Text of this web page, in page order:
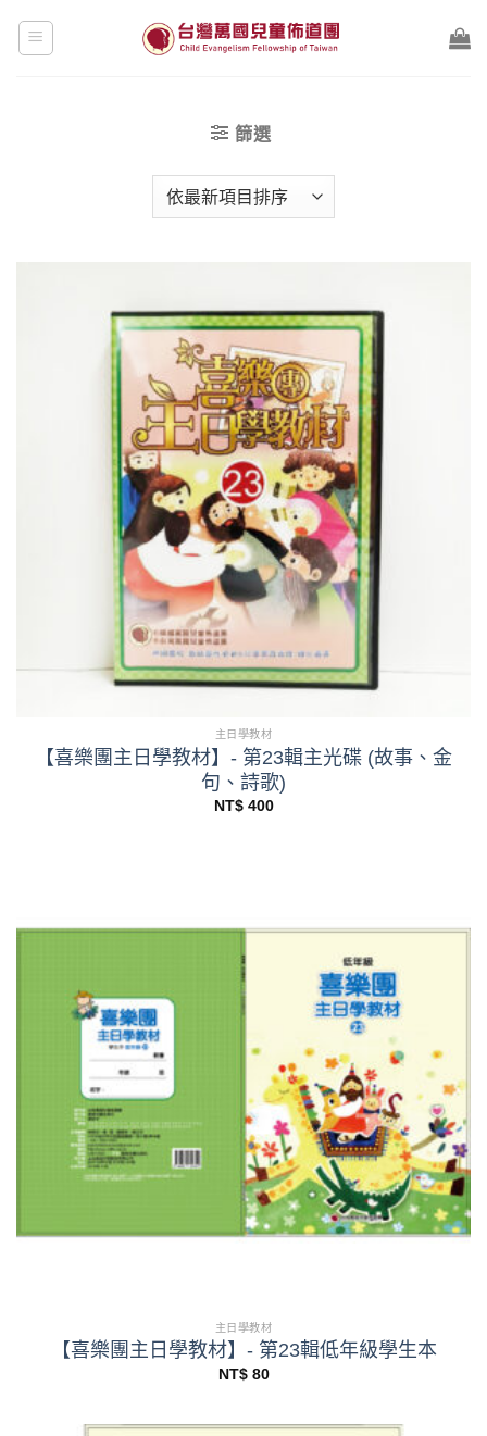
篩選
主日學教材
【喜樂團主日學教材】- 第23輯主光碟 (故事、金
句、詩歌)
NT$400
主日學教材
【喜樂團主日學教材】- 第23輯低年級學生本
NT$80